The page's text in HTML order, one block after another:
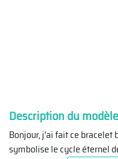
Description du
Bonjour, j'ai fait ce bracelet
symbolise le cycle éternel